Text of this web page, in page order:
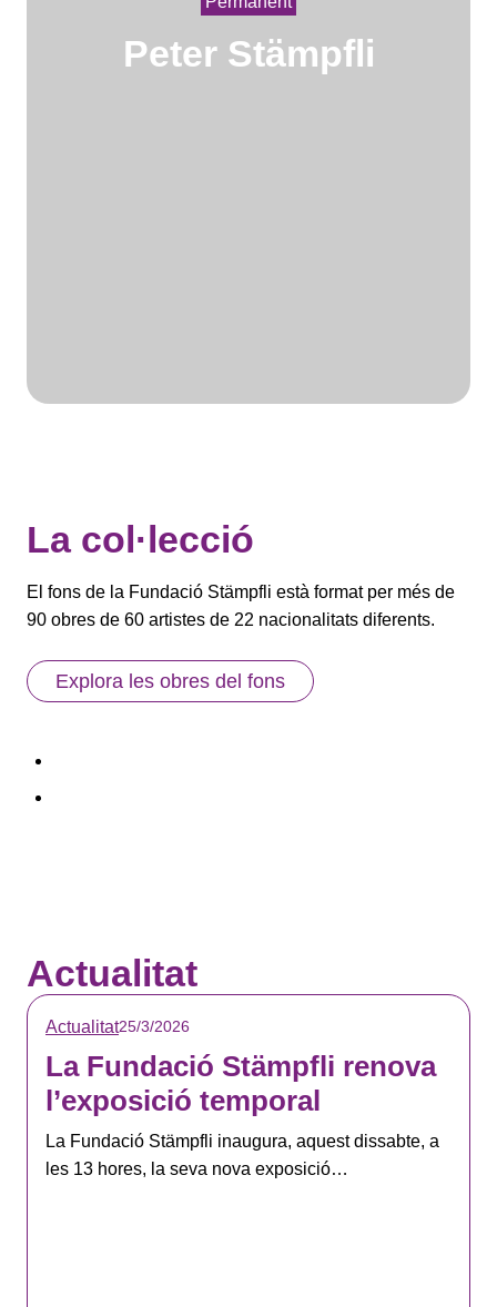
Peter Stämpfli
La col·lecció
El fons de la Fundació Stämpfli està format per més de
90 obres de 60 artistes de 22 nacionalitats diferents.
Explora les obres del fons
Actualitat
Actualitat25/3/2026
La Fundació Stämpfli renova
l’exposició temporal
La Fundació Stämpfli inaugura, aquest dissabte, a
les 13 hores, la seva nova exposició…